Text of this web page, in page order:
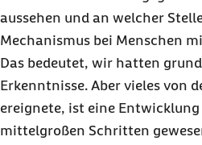
aussehen und an welcher
Mechanismus bei Menschen
Das bedeutet, wir hatten
Erkenntnisse. Aber vieles von
ereignete, ist eine
mittelgroßen Schritten